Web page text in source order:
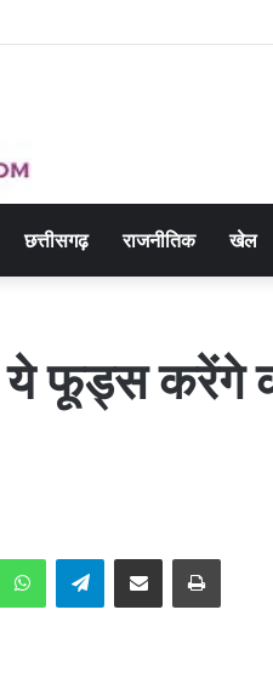
छत्तीसगढ़ राजनीतिक खेल
ये फूड्स करेंगे
WhatsAppTelegramShare via Email Print